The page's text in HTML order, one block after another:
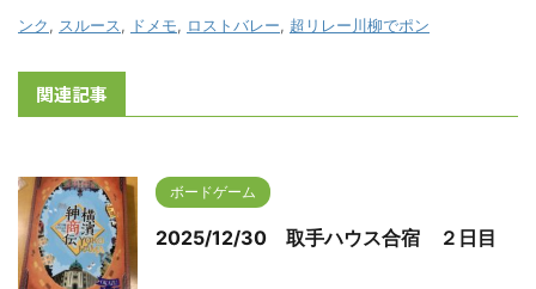
ンク, スルース, ドメモ, ロストバレー, 超リレー川柳でポン
関連記事
ボードゲーム
2025/12/30 取手ハウス合宿 ２日目